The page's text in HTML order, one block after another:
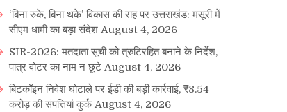
‘बिना रुके, बिना थके’ विकास की राह पर उत्तराखंड: मसूरी में
सीएम धामी का बड़ा संदेश August 4, 2026
SIR-2026: मतदाता सूची को त्रुटिरहित बनाने के निर्देश,
पात्र वोटर का नाम न छूटे August 4, 2026
बिटकॉइन निवेश घोटाले पर ईडी की बड़ी कार्रवाई, ₹8.54
करोड़ की संपत्तियां कुर्क August 4, 2026